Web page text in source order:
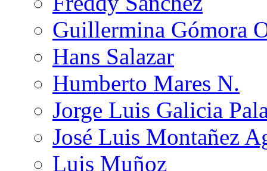
Guillermina Gómora
Hans Salazar
Humberto Mares N.
Jorge Luis Galicia
José Luis Montañez
Luis Muñoz